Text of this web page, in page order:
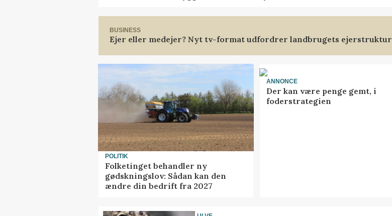
BUSINESS
Ejer eller medejer? Nyt tv-format udfordrer landbrugets ejerstruktur
POLITIK
Folketinget behandler ny
gødskningslov: Sådan kan den
ændre din bedrift fra 2027
ANNONCE
Der kan være penge gemt, i
foderstrategien